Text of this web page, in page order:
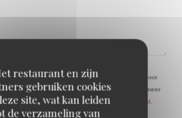
restaurant en zijn
gebruiken cookies
site, wat kan leiden
de verzameling van
heeft u het recht om u af te melden voor
het Bel-me-niet Register:bel-me-niet.nl
. Voor meer
uw gegevens verwerken, zie onsprivacybeleid.